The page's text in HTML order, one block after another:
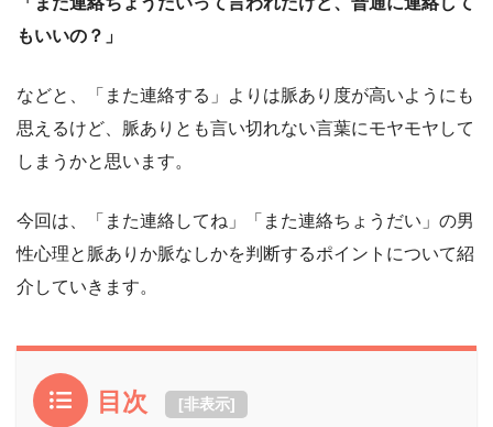
もいいの？」
などと、「また連絡する」よりは脈あり度が高いようにも
思えるけど、脈ありとも言い切れない言葉にモヤモヤして
しまうかと思います。
今回は、「また連絡してね」「また連絡ちょうだい」の男
性心理と脈ありか脈なしかを判断するポイントについて紹
介していきます。
目次 [非表示]